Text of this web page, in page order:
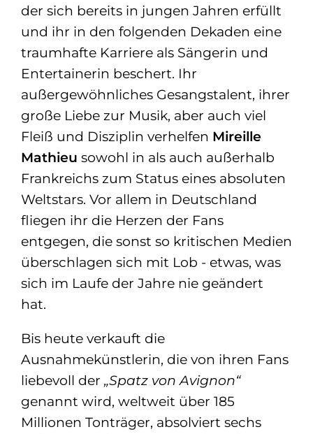
der sich bereits in jungen Jahren erfüllt
und ihr in den folgenden Dekaden eine
traumhafte Karriere als Sängerin und
Entertainerin beschert. Ihr
außergewöhnliches Gesangstalent, ihrer
große Liebe zur Musik, aber auch viel
Fleiß und Disziplin verhelfen Mireille
Mathieu sowohl in als auch außerhalb
Frankreichs zum Status eines absoluten
Weltstars. Vor allem in Deutschland
fliegen ihr die Herzen der Fans
entgegen, die sonst so kritischen Medien
überschlagen sich mit Lob - etwas, was
sich im Laufe der Jahre nie geändert
hat.
Bis heute verkauft die
Ausnahmekünstlerin, die von ihren Fans
liebevoll der „Spatz von Avignon“
genannt wird, weltweit über 185
Millionen Tonträger, absolviert sechs